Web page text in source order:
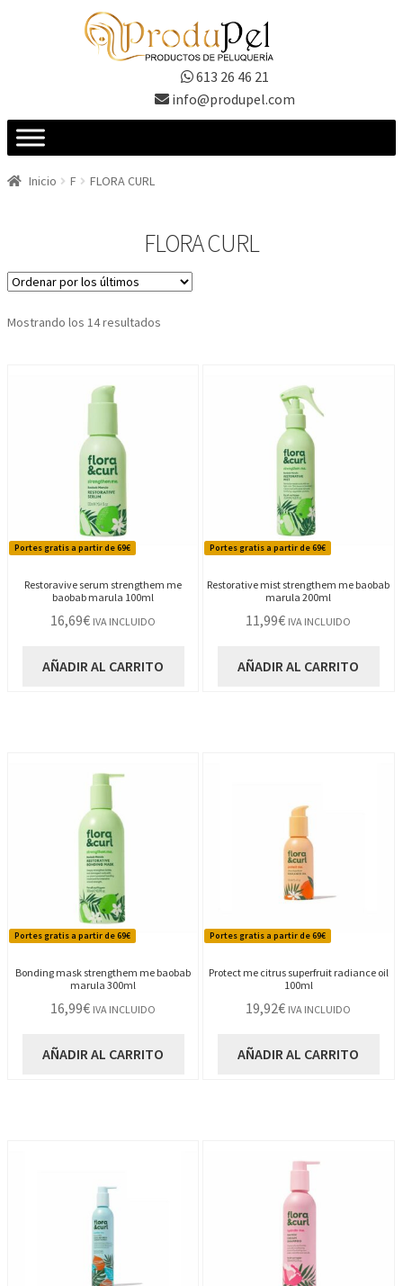
613 26 46 21
info@produpel.com
Inicio F FLORA CURL
FLORA CURL
Mostrando los 14 resultados
Portes gratis a partir de 69€
Restoravive serum strengthem me
baobab marula 100ml
16,69€ IVA INCLUIDO
AÑADIR AL CARRITO
Portes gratis a partir de 69€
Restorative mist strengthem me baobab
marula 200ml
11,99€ IVA INCLUIDO
AÑADIR AL CARRITO
Portes gratis a partir de 69€
Bonding mask strengthem me baobab
marula 300ml
16,99€ IVA INCLUIDO
AÑADIR AL CARRITO
Portes gratis a partir de 69€
Protect me citrus superfruit radiance oil
100ml
19,92€ IVA INCLUIDO
AÑADIR AL CARRITO